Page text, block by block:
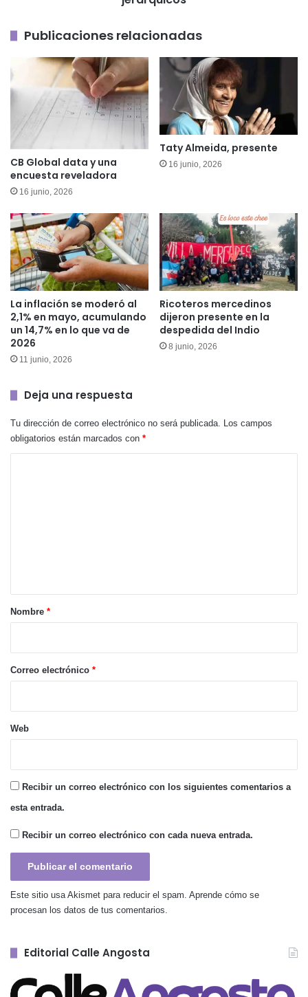
Publicaciones relacionadas
CB Global data y una
encuesta reveladora
16 junio, 2026
Taty Almeida, presente
16 junio, 2026
La inflación se moderó al
2,1% en mayo, acumulando
un 14,7% en lo que va de
2026
11 junio, 2026
Ricoteros mercedinos
dijeron presente en la
despedida del Indio
8 junio, 2026
Deja una respuesta
Tu dirección de correo electrónico no será publicada. Los campos
obligatorios están marcados con *
r
*
Nombre *
Correo electrónico *
Web
Recibir un correo electrónico con los siguientes comentarios a
esta entrada.
Recibir un correo electrónico con cada nueva entrada.
Este sitio usa Akismet para reducir el spam. Aprende cómo se
procesan los datos de tus comentarios.
Editorial Calle Angosta